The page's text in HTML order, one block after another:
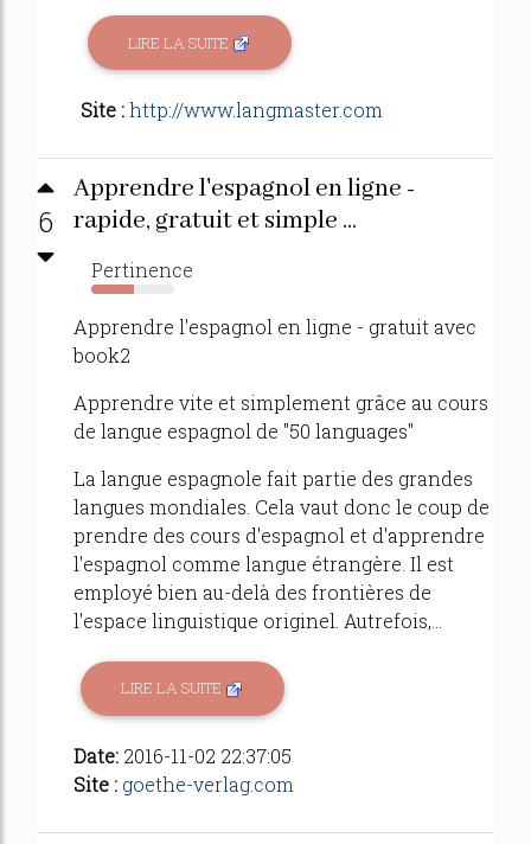
LIRE LA SUITE
Site :http://www.langmaster.com
6
Apprendre l'espagnol en ligne -
rapide, gratuit et simple ...
Pertinence
51%
Apprendre l'espagnol en ligne - gratuit avec
book2
Apprendre vite et simplement grâce au cours
de langue espagnol de "50 languages"
La langue espagnole fait partie des grandes
langues mondiales. Cela vaut donc le coup de
prendre des cours d'espagnol et d'apprendre
l'espagnol comme langue étrangère. Il est
employé bien au-delà des frontières de
l'espace linguistique originel. Autrefois,...
LIRE LA SUITE
Date: 2016-11-02 22:37:05
Site : goethe-verlag.com